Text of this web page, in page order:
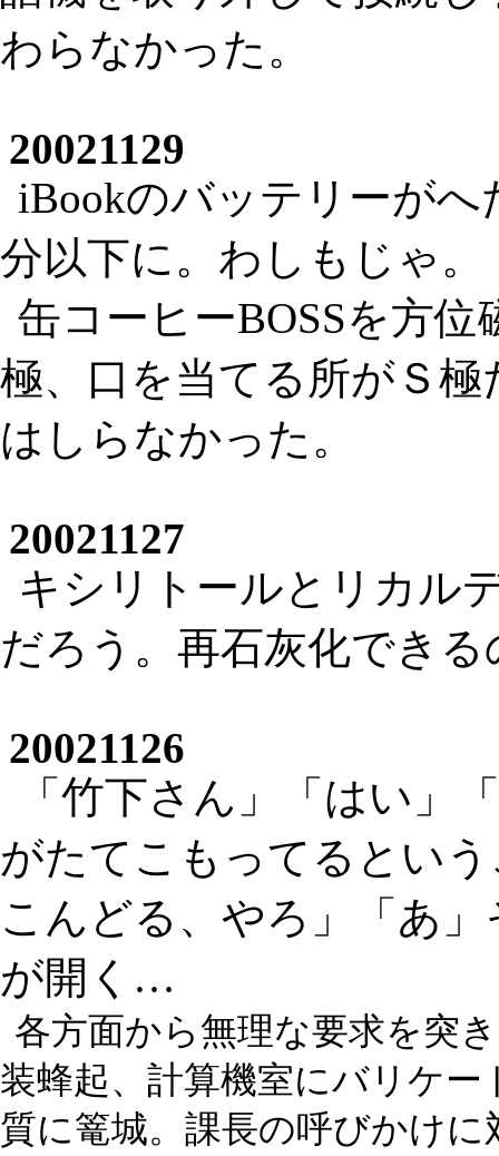
わらなかった。
20021129
iBookのバッテリーが
分以下に。わしもじゃ。
缶コーヒーBOSSを方
極、口を当てる所がＳ
はしらなかった。
20021127
キシリトールとリカル
だろう。再石灰化でき
20021126
「竹下さん」「はい」
がたてこもってるとい
こんどる、やろ」「あ
が開く…
各方面から無理な要求を突
装蜂起、計算機室にバリケ
質に篭城。課長の呼びかけ